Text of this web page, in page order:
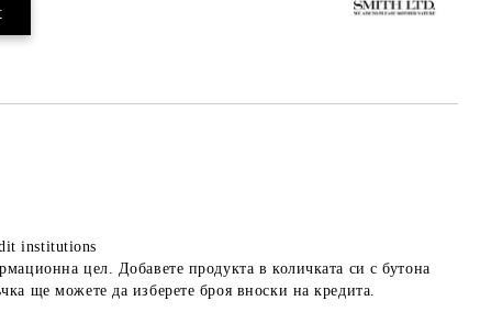
institutions
цел. Добавете продукта в количката си с бутона
ще можете да изберете броя вноски на кредита.